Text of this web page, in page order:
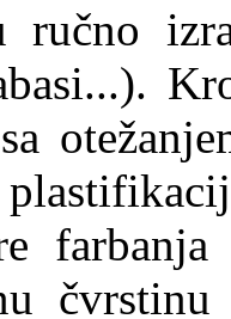
ručno